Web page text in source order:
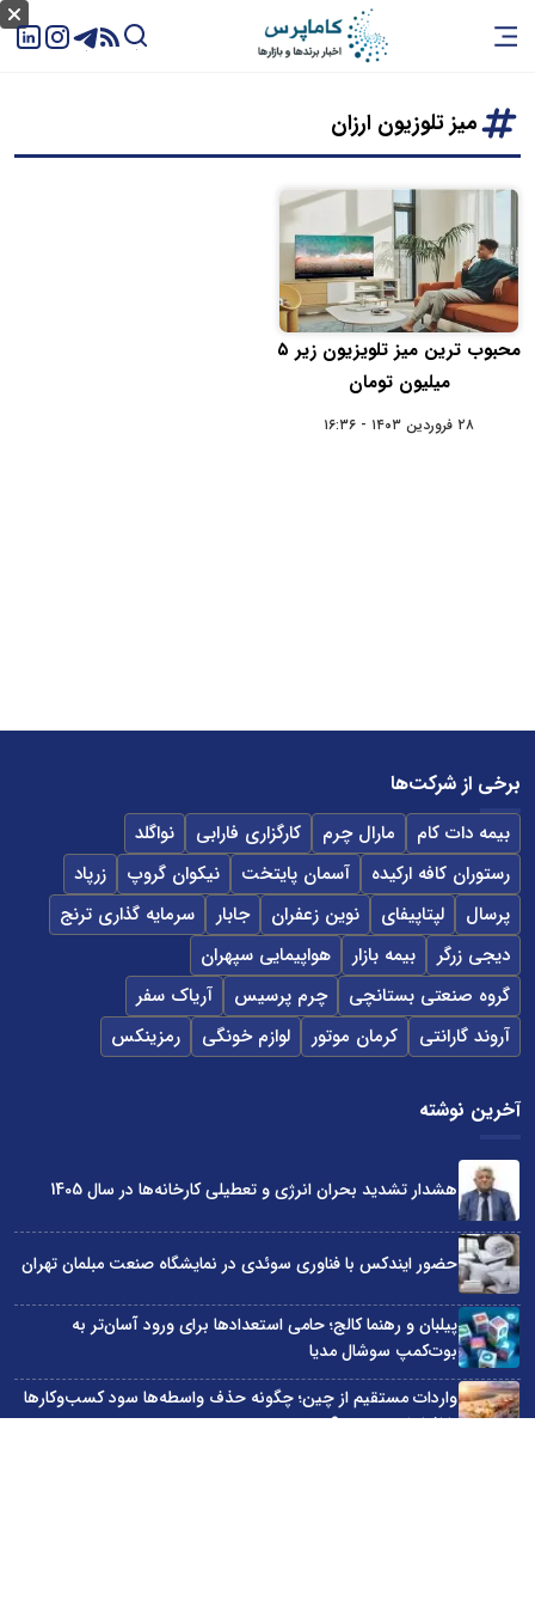
میز تلوزیون ارزان
محبوب ترین میز تلویزیون زیر ۵
میلیون تومان
۲۸ فروردین ۱۴۰۳ - ۱۶:۳۶
برخی از شرکت‌ها
بیمه دات کام مارال چرم کارگزاری فارابی
نواگلد
رستوران کافه ارکیده
آسمان پایتخت نیکوان گروپ
زرپاد
پرسال
لپتاپیفای نوین زعفران جابار
سرمایه گذاری ترنج
دیجی زرگر
بیمه بازار
هواپیمایی سپهران
گروه صنعتی بستانچی
چرم پرسیس
آریاک سفر
آروند گارانتی
کرمان موتور لوازم خونگی رمزینکس
آخرین نوشته
هشدار تشدید بحران انرژی و تعطیلی کارخانه‌ها در سال 1405
حضور ایندکس با فناوری سوئدی در نمایشگاه صنعت مبلمان تهران
پیلبان و رهنما کالج؛ حامی استعدادها برای ورود آسان‌تر به
بوت‌کمپ سوشال مدیا
واردات مستقیم از چین؛ چگونه حذف واسطه‌ها سود کسب‌وکارها
را افزایش می‌دهد؟